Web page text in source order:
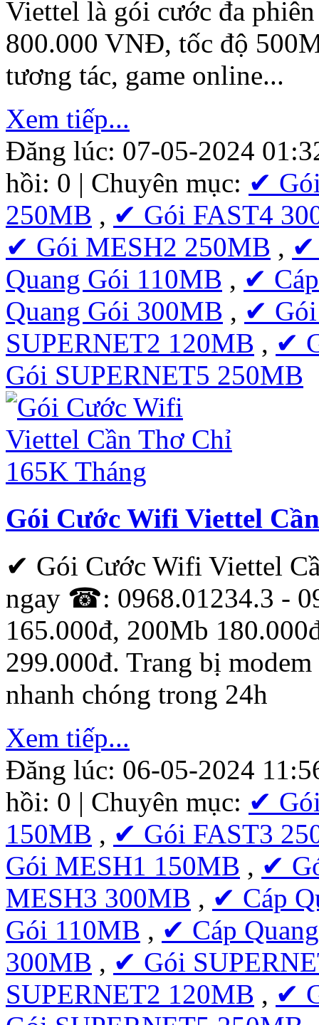
Viettel là gói cước đa
800.000 VNĐ, tốc độ
tương tác, game online...
Xem tiếp...
Đăng lúc: 07-05-2024
hồi: 0 | Chuyên mục: ✔
250MB , ✔ Gói FAST4
✔ Gói MESH2 250MB , ✔
Quang Gói 110MB , ✔
Quang Gói 300MB , ✔ Gói
SUPERNET2 120MB , ✔
Gói SUPERNET5 250MB
Gói Cước Wifi Viettel
✔ Gói Cước Wifi Viettel
ngay ☎: 0968.01234.3 -
165.000đ, 200Mb
299.000đ. Trang bị
nhanh chóng trong 24h
Xem tiếp...
Đăng lúc: 06-05-2024
hồi: 0 | Chuyên mục: ✔
150MB , ✔ Gói FAST3
Gói MESH1 150MB , ✔
MESH3 300MB , ✔ Cáp
Gói 110MB , ✔ Cáp
300MB , ✔ Gói
SUPERNET2 120MB , ✔